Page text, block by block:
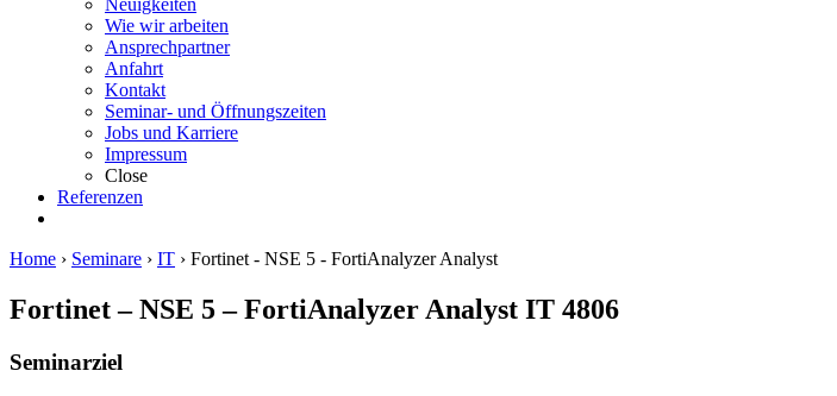
Neuigkeiten
Wie wir arbeiten
Ansprechpartner
Anfahrt
Kontakt
Seminar- und Öffnungszeiten
Jobs und Karriere
Impressum
Close
Referenzen
Home › Seminare › IT › Fortinet - NSE 5 - FortiAnalyzer Analyst
Fortinet – NSE 5 – FortiAnalyzer Analyst IT 4806
Seminarziel